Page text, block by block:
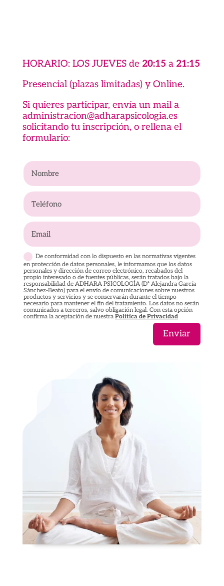
HORARIO: LOS JUEVES de 20:15 a 21:15
Presencial (plazas limitadas) y Online.
Si quieres participar, envía un mail a
administracion@adharapsicologia.es
solicitando tu inscripción, o rellena el
formulario:
De conformidad con lo dispuesto en las normativas vigentes
en protección de datos personales, le informamos que los datos
personales y dirección de correo electrónico, recabados del
propio interesado o de fuentes públicas, serán tratados bajo la
responsabilidad de ADHARA PSICOLOGÍA (Dª Alejandra García
Sánchez-Beato) para el envío de comunicaciones sobre nuestros
productos y servicios y se conservarán durante el tiempo
necesario para mantener el fin del tratamiento. Los datos no serán
comunicados a terceros, salvo obligación legal. Con esta opción
confirma la aceptación de nuestraPolítica de Privacidad
Enviar